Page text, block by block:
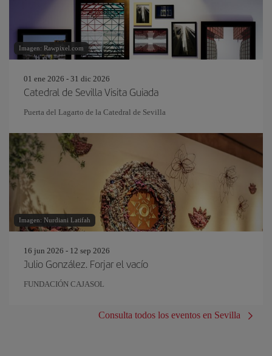
Imagen: Rawpixel.com
01 ene 2026 - 31 dic 2026
Catedral de Sevilla Visita Guiada
Puerta del Lagarto de la Catedral de Sevilla
Imagen: Nurdiani Latifah
16 jun 2026 - 12 sep 2026
Julio González. Forjar el vacío
FUNDACIÓN CAJASOL
Consulta todos los eventos en Sevilla